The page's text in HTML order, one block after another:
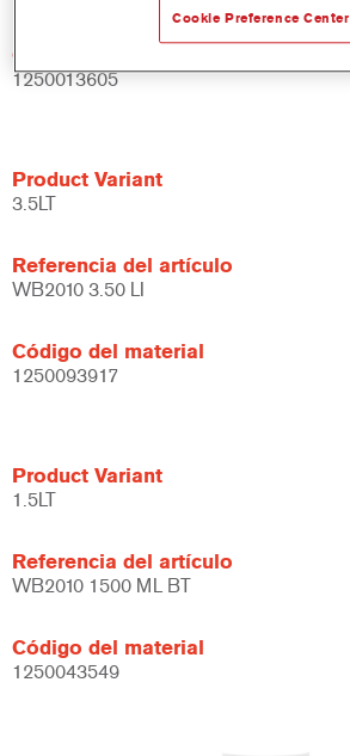
Código del material
1250013605
Product Variant
3.5LT
Referencia del artículo
WB2010 3.50 LI
Código del material
1250093917
Product Variant
1.5LT
Referencia del artículo
WB2010 1500 ML BT
Código del material
1250043549
Cookie Preference Center